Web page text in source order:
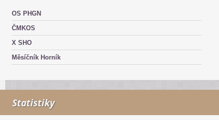
OS PHGN
ČMKOS
X SHO
Měsíčník Horník
Statistiky